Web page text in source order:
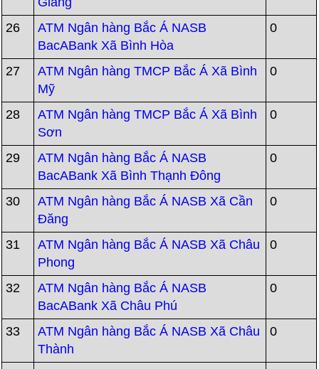
26
ATM Ngân hàng Bắc Á NASB
BacABank Xã Bình Hòa
0
27
ATM Ngân hàng TMCP Bắc Á Xã Bình
Mỹ
0
28
ATM Ngân hàng TMCP Bắc Á Xã Bình
Sơn
0
29
ATM Ngân hàng Bắc Á NASB
BacABank Xã Bình Thạnh Đông
0
30
ATM Ngân hàng Bắc Á NASB Xã Cần
Đăng
0
31
ATM Ngân hàng Bắc Á NASB Xã Châu
Phong
0
32
ATM Ngân hàng Bắc Á NASB
BacABank Xã Châu Phú
0
33
ATM Ngân hàng Bắc Á NASB Xã Châu
Thành
0